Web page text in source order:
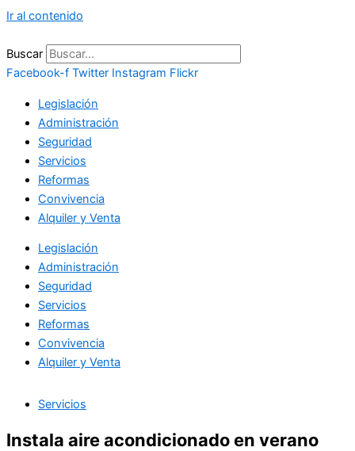
Ir al contenido
Buscar
Facebook-f Twitter Instagram Flickr
Legislación
Administración
Seguridad
Servicios
Reformas
Convivencia
Alquiler y Venta
Legislación
Administración
Seguridad
Servicios
Reformas
Convivencia
Alquiler y Venta
Servicios
Instala aire acondicionado en verano